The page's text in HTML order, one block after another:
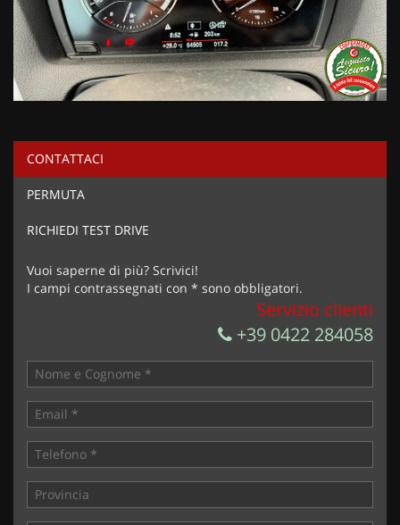
CONTATTACI
PERMUTA
RICHIEDI TEST DRIVE
Vuoi saperne di più? Scrivici!
I campi contrassegnati con * sono obbligatori.
Servizio clienti
+39 0422 284058